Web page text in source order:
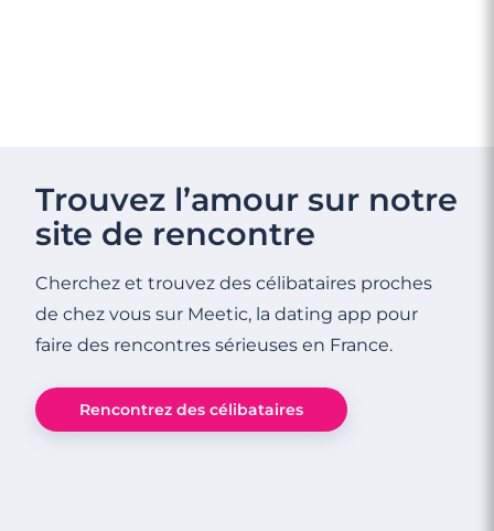
Trouvez l’amour sur notre
site de rencontre
Cherchez et trouvez des célibataires proches
de chez vous sur Meetic, la dating app pour
faire des rencontres sérieuses en France.
Rencontrez des célibataires